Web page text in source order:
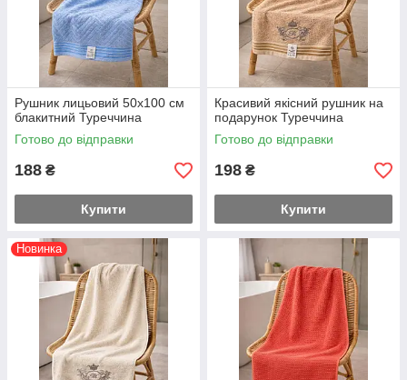
Рушник лицьовий 50х100 см
блакитний Туреччина
Готово до відправки
188 ₴
Купити
Красивий якісний рушник на
подарунок Туреччина
Готово до відправки
198 ₴
Купити
Новинка